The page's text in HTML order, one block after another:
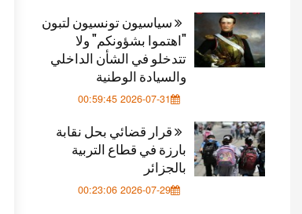
سياسيون تونسيون لتبون
"اهتموا بشؤونكم" ولا
تتدخلو في الشأن الداخلي
والسيادة الوطنية
2026-07-31 00:59:45
قرار قضائي بحل نقابة
بارزة في قطاع التربية
بالجزائر
2026-07-29 00:23:06